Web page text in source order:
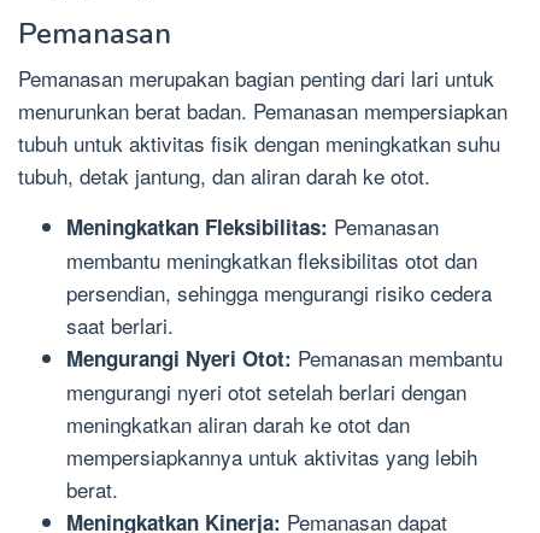
Pemanasan
Pemanasan merupakan bagian penting dari lari untuk
menurunkan berat badan. Pemanasan mempersiapkan
tubuh untuk aktivitas fisik dengan meningkatkan suhu
tubuh, detak jantung, dan aliran darah ke otot.
Meningkatkan Fleksibilitas: Pemanasan
membantu meningkatkan fleksibilitas otot dan
persendian, sehingga mengurangi risiko cedera
saat berlari.
Mengurangi Nyeri Otot: Pemanasan membantu
mengurangi nyeri otot setelah berlari dengan
meningkatkan aliran darah ke otot dan
mempersiapkannya untuk aktivitas yang lebih
berat.
Meningkatkan Kinerja: Pemanasan dapat